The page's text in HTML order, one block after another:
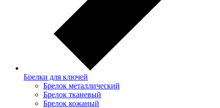
Брелки для ключей
Брелок металлический
Брелок тканевый
Брелок кожаный